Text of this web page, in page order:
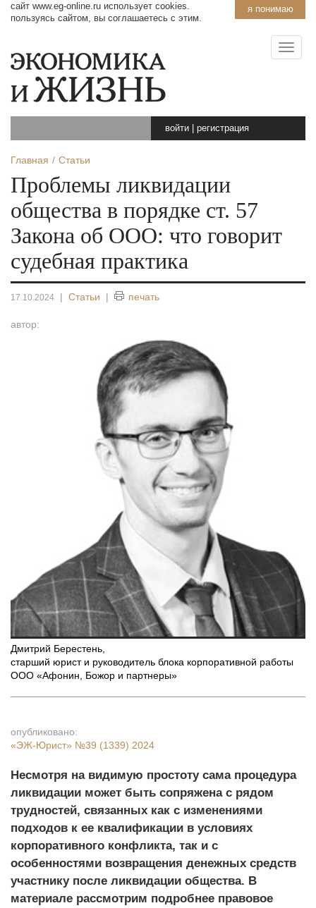
я понимаю
сайт www.eg-online.ru использует cookies.
пользуясь сайтом, вы соглашаетесь с этим.
войти регистрация
Главная Статьи
Проблемы ликвидации
общества в порядке ст. 57
Закона об ООО: что говорит
судебная практика
17.10.2024 | Статьи | печать
автор:
Дмитрий Берестень
старший юрист и руководитель блока корпоративной работы
ООО «Афонин, Божор и партнеры»
опубликовано:
«ЭЖ-Юрист» №39 (1339) 2024
Несмотря на видимую простоту сама процедура
ликвидации может быть сопряжена с рядом
трудностей, связанных как с изменениями
подходов к ее квалификации в условиях
корпоративного конфликта, так и с
особенностями возвращения денежных средств
участнику после ликвидации общества. В
материале рассмотрим подробнее правовое